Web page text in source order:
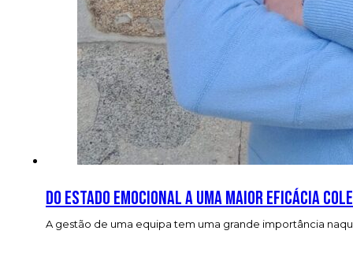
Do estado emocional a uma maior eficácia
A gestão de uma equipa tem uma grande importância